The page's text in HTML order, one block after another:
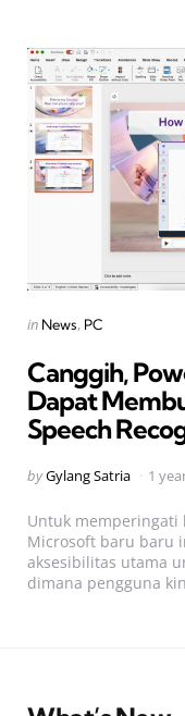
Categories
Posted
in News PC
Canggih,
Dapat
Speech
Posted
byGylang Satria 1
Untuk memperingati
Microsoft baru baru
aksesibilitas utama
dimana pengguna